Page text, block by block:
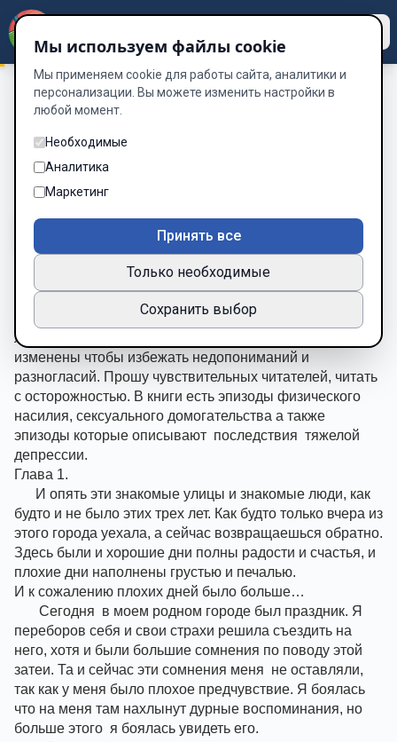
Жизнь в шторме /
Глава 1.
Глава 1 из 14
Шрифт
Пролог
Эта книга автобиографическая,большинство сюжетных
линей происходило в реальности. Имена персонажей
изменены чтобы избежать недопониманий и
разногласий. Прошу чувствительных читателей, читать
с осторожностью. В книги есть эпизоды физического
насилия, сексуального домогательства а также
эпизоды которые описывают  последствия  тяжелой
депрессии.
Глава 1.
И опять эти знакомые улицы и знакомые люди, как
будто и не было этих трех лет. Как будто только вчера из
этого города уехала, а сейчас возвращаешься обратно.
Здесь были и хорошие дни полны радости и счастья, и
плохие дни наполнены грустью и печалью.
И к сожалению плохих дней было больше…
Сегодня  в моем родном городе был праздник. Я
переборов себя и свои страхи решила съездить на
него, хотя и были большие сомнения по поводу этой
затеи. Та и сейчас эти сомнения меня  не оставляли,
так как у меня было плохое предчувствие. Я боялась
что на меня там нахлынут дурные воспоминания, но
больше этого  я боялась увидеть его.
Мы используем файлы cookie
Мы применяем cookie для работы сайта, аналитики и
персонализации. Вы можете изменить настройки в
любой момент.
Необходимые
Аналитика
Маркетинг
Принять все
Только необходимые
Сохранить выбор